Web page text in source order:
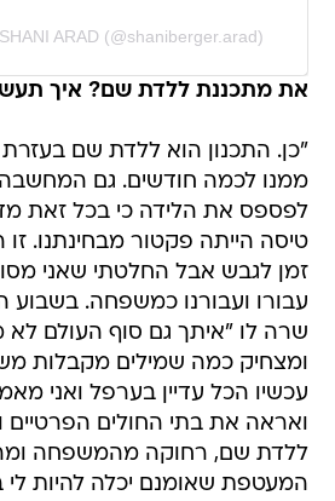
ARAD (@shaniberger.arad)
את מתכננת ללדת שם? איך
"כן. התכנון הוא ללדת שם
ממנו לכמה חודשים. גם
טיסה הייתה פקטור מבחינתנו.
זמן לגבש אבל החלטתי שאני
עבורו ועבורנו כמשפחה. בשבוע
שרה לו "איתך גם סוף העולם לא
ומצחיק כמה שמילים מקבלות
עכשיו הכל עדיין בערפל ואני
ואראה את בתי החולים הפרטיים
ללדת שם, רחוקה מהמשפחה
המעטפת שאומנם יכלה להיות לי